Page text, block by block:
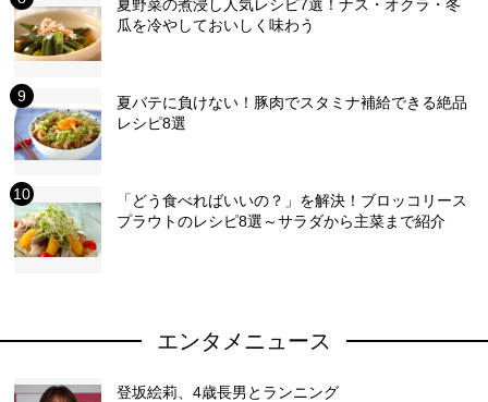
夏野菜の煮浸し人気レシピ7選！ナス・オクラ・冬
瓜を冷やしておいしく味わう
夏バテに負けない！豚肉でスタミナ補給できる絶品
レシピ8選
「どう食べればいいの？」を解決！ブロッコリース
プラウトのレシピ8選～サラダから主菜まで紹介
エンタメニュース
登坂絵莉、4歳長男とランニング